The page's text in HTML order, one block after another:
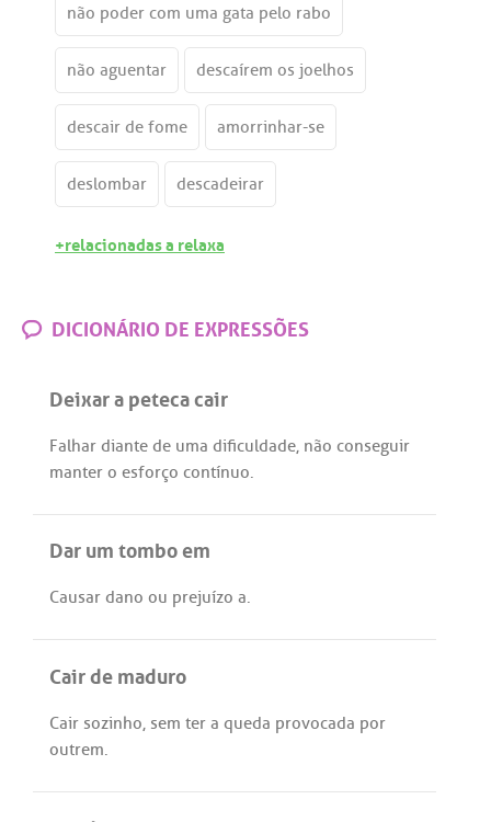
não poder com uma gata pelo rabo
não aguentar descaírem os joelhos
descair de fome amorrinhar-se
deslombar descadeirar
+relacionadas a relaxa
DICIONÁRIO DE EXPRESSÕES
Deixar a peteca cair
Falhar diante de uma dificuldade, não conseguir
manter o esforço contínuo.
Dar um tombo em
Causar dano ou prejuízo a.
Cair de maduro
Cair sozinho, sem ter a queda provocada por
outrem.